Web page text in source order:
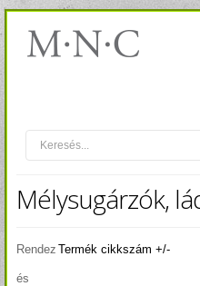
Mélysugárzók,
Rendez
és
Termék cikkszám +/-